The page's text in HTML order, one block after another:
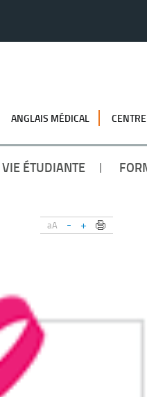
ANGLAIS MÉDICAL
VIE ÉTUDIANTE
aA - +